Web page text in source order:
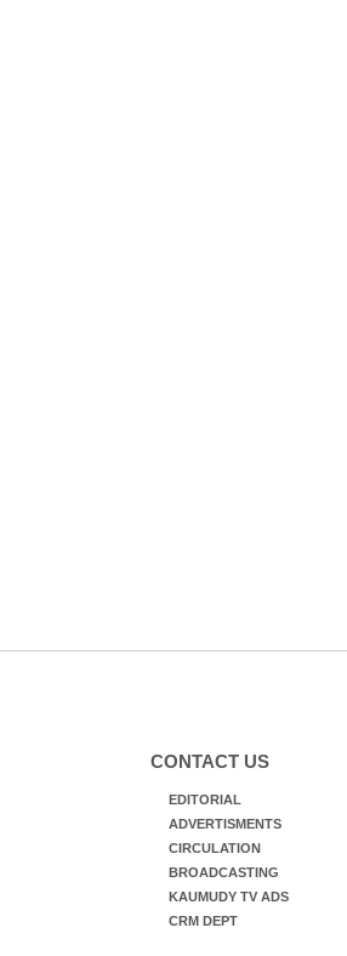
CONTACT US
EDITORIAL
ADVERTISMENTS
CIRCULATION
BROADCASTING
KAUMUDY TV ADS
CRM DEPT